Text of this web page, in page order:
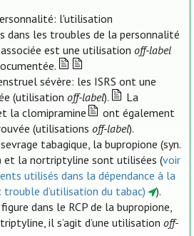
l'utilisation
dans les troubles de la personnalité
associée est une utilisationoff-label
sévère: les ISRS ont une
(utilisationoff-label).
La
la clomipramine
ont également
(utilisationsoff-label).
tabagique, la bupropione (syn.
et la nortriptyline sont utilisées (voir
utilisés dans la dépendance à la
trouble d’utilisation du tabac)
).
dans le RCP de la bupropione,
il s’agit d’une utilisationoff-